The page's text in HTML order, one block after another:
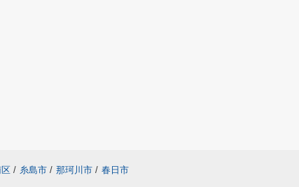
/ 糸島市 / 那珂川市 / 春日市